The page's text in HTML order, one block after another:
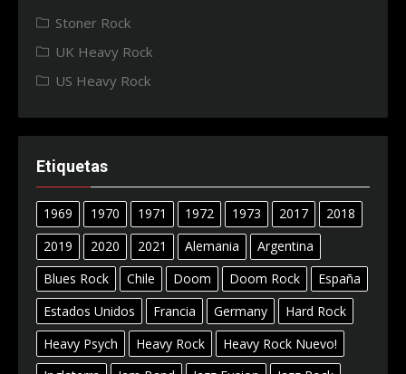
Stoner Rock
UK Heavy Rock
US Heavy Rock
Etiquetas
1969 1970 1971 1972 1973 2017
2018
2019
2020 2021 Alemania
Argentina
Blues Rock
Chile Doom Doom Rock
España
Estados Unidos
Francia Germany
Hard Rock
Heavy Psych
Heavy Rock
Heavy Rock Nuevo!